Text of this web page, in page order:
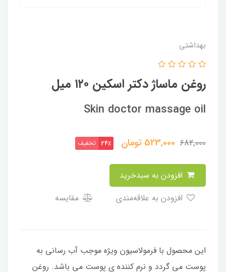
بهداشتی
روغن ماساژ دکتر اسکین ۱۲۰ میل
Skin doctor massage oil
682,000
523,000 تومان 24٪ تخفیف
مقایسه
این محصول با فرمولاسیون ویژه موجب آب رسانی به
پوست می گردد و نرم کننده ی پوست می باشد. روغن